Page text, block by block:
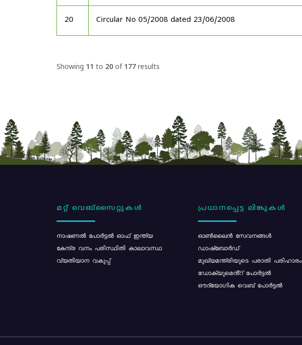
20 Circular No 05/2008 dated 23/06/2008
Showing 11 to 20 of 177 results
മറ്റ് വെബ്സൈറ്റുകൾ
നാഷണൽ പോർട്ടൽ ഓഫ് ഇന്ത്യ
കേന്ദ്ര വനം പരിസ്ഥിതി കാലാവസ്ഥ
വ്യതിയാന വകുപ്പ്
പ്രധാനപ്പെട്ട ലിങ്കുകൾ
ഓൺലൈൻ സേവനങ്ങൾ
ഡാഷ്ബോർഡ്
മുഖ്യമന്ത്രിയുടെ പരാതി പരിഹാരം
ഡോക്യുമെൻ്റ് പോർട്ടൽ
ഔദ്യോഗിക വെബ് പോർട്ടൽ